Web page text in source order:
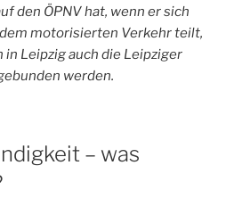
den ÖPNV hat, wenn er sich
motorisierten Verkehr teilt,
Leipzig auch die Leipziger
werden.
– was